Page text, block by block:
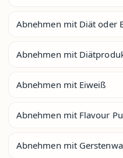
Abnehmen mit Diät oder
Abnehmen mit
Abnehmen mit Eiweiß
Abnehmen mit Flavour
Abnehmen mit